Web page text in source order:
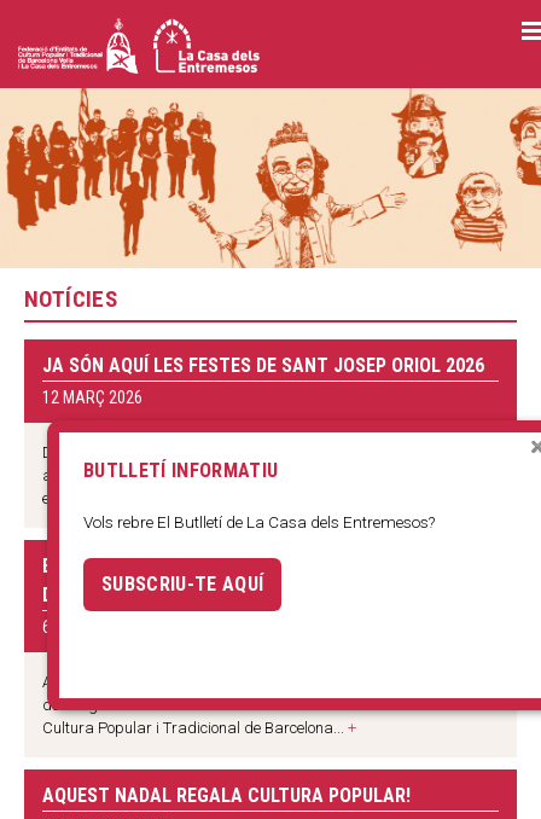
Vés
al
NOTÍCIES
JA SÓN AQUÍ LES FESTES DE SANT JOSEP ORIOL 2026
12 MARÇ 2026
Del 14 al 23 de març el barri del Pi celebrarà la festa major amb
actes nous i grups convidats d’arreu del país En ple mes de març,
el barri del Pi es prepara per celebrar la seva...
EL GRIU DE BARCELONA S'INCORPORA A L'EXPOSICIÓ
DE LA CASA DELS ENTREMESOS
6 MARÇ 2026
Aquest dissabte, La Casa dels Entremesos acull l'acte de cessió
de la figura del Griu de Barcelona a la Federació d'Entitats de
Cultura Popular i Tradicional de Barcelona... +
AQUEST NADAL REGALA CULTURA POPULAR!
BUTLLETÍ INFORMATIU
Vols rebre El Butlletí de La Casa dels Entremesos?
SUBSCRIU-TE AQUÍ